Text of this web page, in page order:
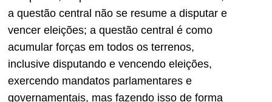
a questão central não se resume a disputar e
vencer eleições; a questão central é como
acumular forças em todos os terrenos,
inclusive disputando e vencendo eleições,
exercendo mandatos parlamentares e
governamentais, mas fazendo isso de forma